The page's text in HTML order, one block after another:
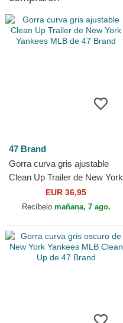
47 Brand
Gorra curva gris ajustable
Clean Up Trailer de New York
Yankees MLB de 47 Brand
EUR 36,95
Recíbelo mañana, 7 ago.